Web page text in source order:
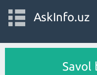
AskInfo.uz
Savol